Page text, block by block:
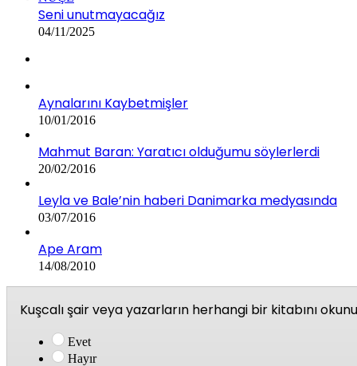
Seni unutmayacağız
04/11/2025
Aynalarını Kaybetmişler
10/01/2016
Mahmut Baran: Yaratıcı olduğumu söylerlerdi
20/02/2016
Leyla ve Bale’nin haberi Danimarka medyasında
03/07/2016
Ape Aram
14/08/2010
Kuşcalı şair veya yazarların herhangi bir kitabını
Evet
Hayır